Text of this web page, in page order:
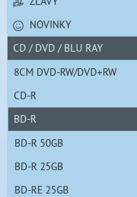
NOVINKY
CD / DVD / BLU RAY
8CM DVD-RW/DVD+RW
CD-R
BD-R
BD-R 50GB
BD-R 25GB
BD-RE 25GB